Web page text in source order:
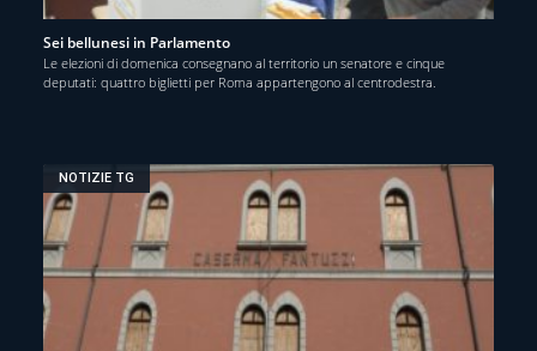
Sei bellunesi in Parlamento
Le elezioni di domenica consegnano al territorio un senatore e cinque
deputati: quattro biglietti per Roma appartengono al centrodestra.
NOTIZIE TG